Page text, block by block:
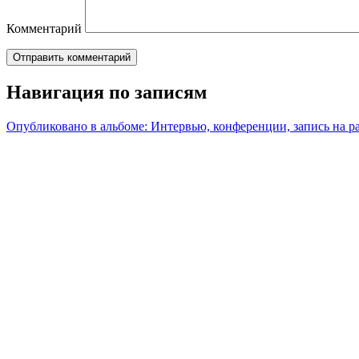
Комментарий
Навигация по записям
Опубликовано в альбоме: Интервью, конференции, запись на